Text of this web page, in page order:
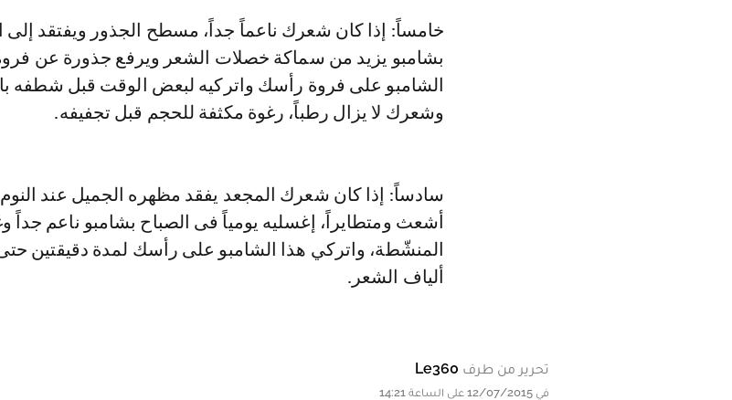
خامساً: إذا كان شعرك ناعماً جداً، مسطح الجذور ويفتقد إلى
بشامبو يزيد من سماكة خصلات الشعر ويرفع جذورة عن
الشامبو على فروة رأسك واتركيه لبعض الوقت قبل شطفه
وشعرك لا يزال رطباً، رغوة مكثفة للحجم قبل تجفيفه.
سادساً: إذا كان شعرك المجعد يفقد مظهره الجميل عند
أشعث ومتطايراً، إغسليه يومياً فى الصباح بشامبو ناعم جداً
المنشّطة، واتركي هذا الشامبو على رأسك لمدة دقيقتين
ألياف الشعر.
تحرير من طرف Le360
في 12/07/2015 على الساعة 14:21